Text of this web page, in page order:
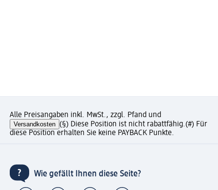
Alle Preisangaben inkl. MwSt., zzgl. Pfand und
Versandkosten (§) Diese Position ist nicht rabattfähig.(#) Für
diese Position erhalten Sie keine PAYBACK Punkte.
Wie gefällt Ihnen diese Seite?